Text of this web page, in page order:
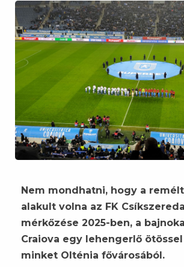
Nem mondhatni, hogy a
alakult volna az FK
mérkőzése 2025-ben, a
Craiova egy lehengerlő
minket Olténia fővárosából.